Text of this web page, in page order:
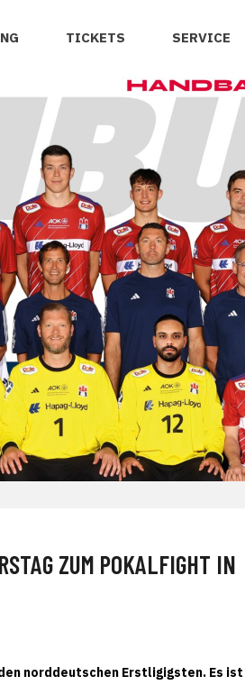
TICKETS SERVICE
ZUM POKALFIGHT IN
norddeutschen Erstligigsten. Es ist